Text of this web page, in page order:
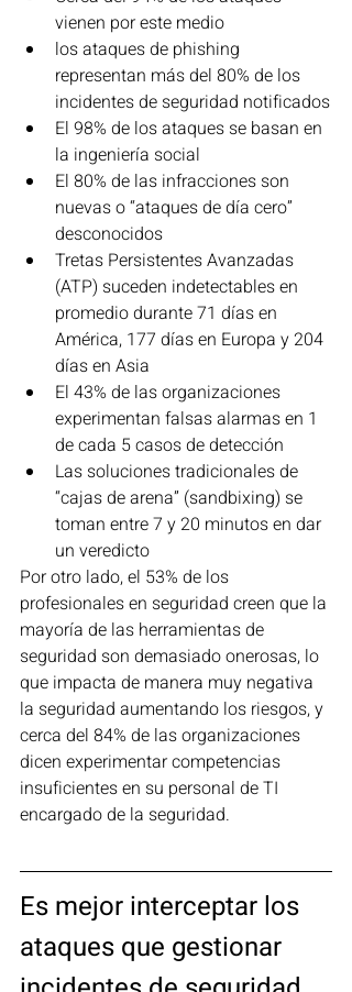
vienen por este medio
los ataques de phishing
representan más del 80% de los
incidentes de seguridad notificados
El 98% de los ataques se basan en
la ingeniería social
El 80% de las infracciones son
nuevas o “ataques de día cero”
desconocidos
Tretas Persistentes Avanzadas
(ATP) suceden indetectables en
promedio durante 71 días en
América, 177 días en Europa y 204
días en Asia
El 43% de las organizaciones
experimentan falsas alarmas en 1
de cada 5 casos de detección
Las soluciones tradicionales de
“cajas de arena” (sandbixing) se
toman entre 7 y 20 minutos en dar
un veredicto
Por otro lado, el 53% de los
profesionales en seguridad creen que la
mayoría de las herramientas de
seguridad son demasiado onerosas, lo
que impacta de manera muy negativa
la seguridad aumentando los riesgos, y
cerca del 84% de las organizaciones
dicen experimentar competencias
insuficientes en su personal de TI
encargado de la seguridad.
Es mejor interceptar los
ataques que gestionar